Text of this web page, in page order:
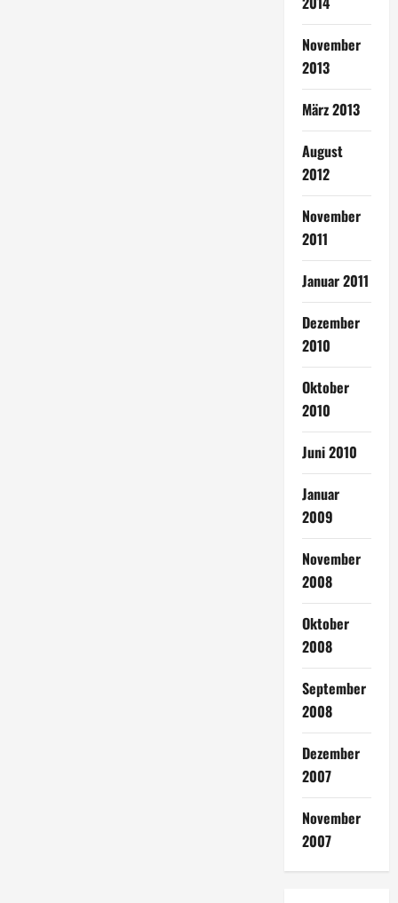
November
2013
März 2013
August
2012
November
2011
Januar 2011
Dezember
2010
Oktober
2010
Juni 2010
Januar
2009
November
2008
Oktober
2008
September
2008
Dezember
2007
November
2007